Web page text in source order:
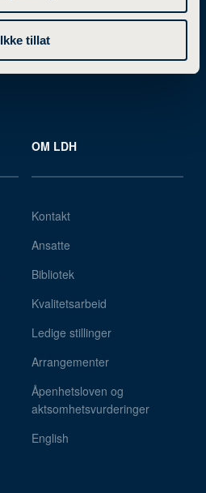
Ikke tillat
Samarbeidsprosjekter
Utviklingsprosjekter
OM LDH
Kontakt
Ansatte
Bibliotek
Kvalitetsarbeid
Ledige stillinger
Arrangementer
Åpenhetsloven og
aktsomhetsvurderinger
English